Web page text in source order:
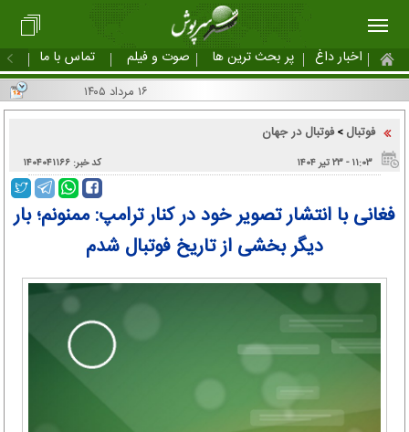
اخبار داغ پر بحث ترین ها صوت و فیلم تماس با ما
فوتبال >فوتبال در جهان
۱۱:۰۳ - ۲۳ تير ۱۴۰۴ کد خبر: ۱۴۰۴۰۴۱۱۶۶
فغانی با انتشار تصویر خود در کنار ترامپ: ممنونم؛ بار
دیگر بخشی از تاریخ فوتبال شدم